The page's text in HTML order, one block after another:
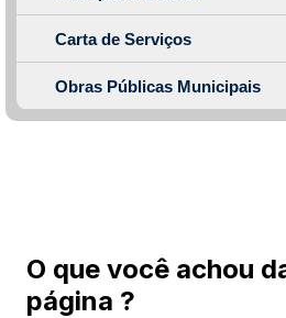
Carta de Serviços
Obras Públicas Municipais
O que você achou
página ?